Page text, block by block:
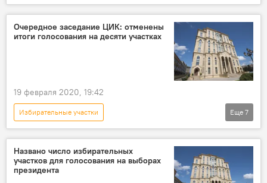
Азербайджан
ЦИК
Очередное заседание ЦИК: отменены
итоги голосования на десяти участках
19 февраля 2020, 19:42
Избирательные участки
Внеочередные выборы в Милли Меджлис
Азербайджан
Политика
Центральная избирательная комиссия АР
Еще 7
Названо число избирательных
участков для голосования на выборах
президента